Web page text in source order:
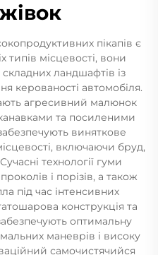
пікапів є
типів місцевості, вони
ландшафтів із
керованості автомобіля.
агресивний малюнок
та посиленими
виняткове
включаючи бруд,
технології гуми
і порізів, а також
під час інтенсивних
конструкція та
оптимальну
маневрів і високу
самочистячийся